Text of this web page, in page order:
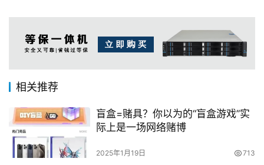
相关推荐
盲盒=赌具？你以为的“盲盒游戏”实
际上是一场网络赌博
2025年1月19日 713